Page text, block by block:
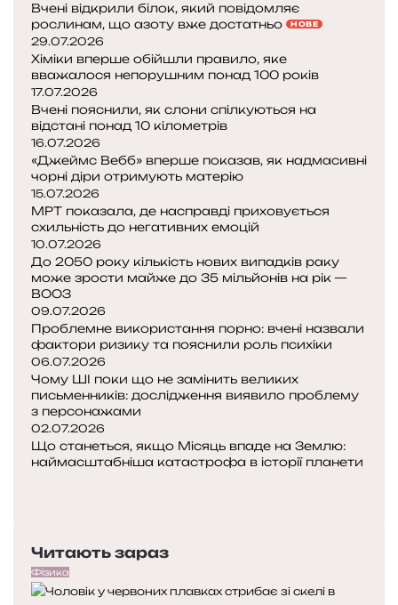
Вчені відкрили білок, який повідомляє
рослинам, що азоту вже достатньо
НОВЕ
29.07.2026
Хіміки вперше обійшли правило, яке
вважалося непорушним понад 100 років
17.07.2026
Вчені пояснили, як слони спілкуються на
відстані понад 10 кілометрів
16.07.2026
«Джеймс Вебб» вперше показав, як надмасивні
чорні діри отримують матерію
15.07.2026
МРТ показала, де насправді приховується
схильність до негативних емоцій
10.07.2026
До 2050 року кількість нових випадків раку
може зрости майже до 35 мільйонів на рік —
ВООЗ
09.07.2026
Проблемне використання порно: вчені назвали
фактори ризику та пояснили роль психіки
06.07.2026
Чому ШІ поки що не замінить великих
письменників: дослідження виявило проблему
з персонажами
02.07.2026
Що станеться, якщо Місяць впаде на Землю:
наймасштабніша катастрофа в історії планети
Читають зараз
Фізика